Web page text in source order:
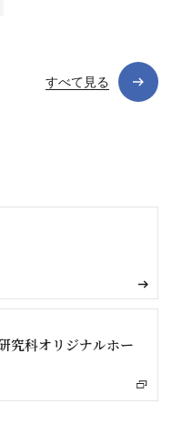
すべて見る
究科オリジナルホー